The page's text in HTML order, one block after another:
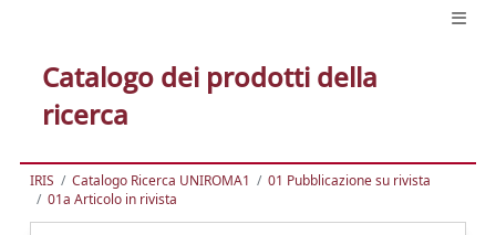
Catalogo dei prodotti della
ricerca
IRIS Catalogo Ricerca UNIROMA1
01 Pubblicazione su rivista
01a Articolo in rivista